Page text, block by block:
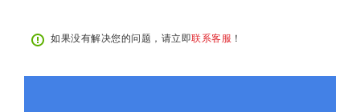
如果没有解决您的问题，请立即联系客服 ！